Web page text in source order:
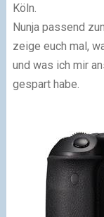
Köln.
Nunja passend
zeige euch mal,
und was ich mir
gespart habe.